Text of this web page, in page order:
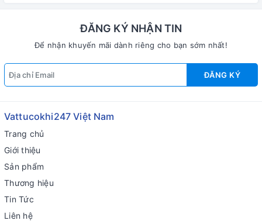
ĐĂNG KÝ NHẬN TIN
Để nhận khuyến mãi dành riêng cho bạn sớm nhất!
ĐĂNG KÝ
Vattucokhi247 Việt Nam
Trang chủ
Giới thiệu
Sản phẩm
Thương hiệu
Tin Tức
Liên hệ